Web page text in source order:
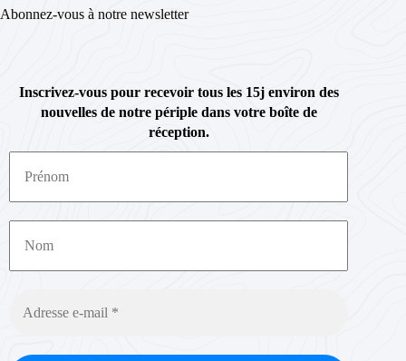
Abonnez-vous à notre newsletter
Inscrivez-vous pour recevoir tous les 15j environ des
nouvelles de notre périple dans votre boîte de
réception.